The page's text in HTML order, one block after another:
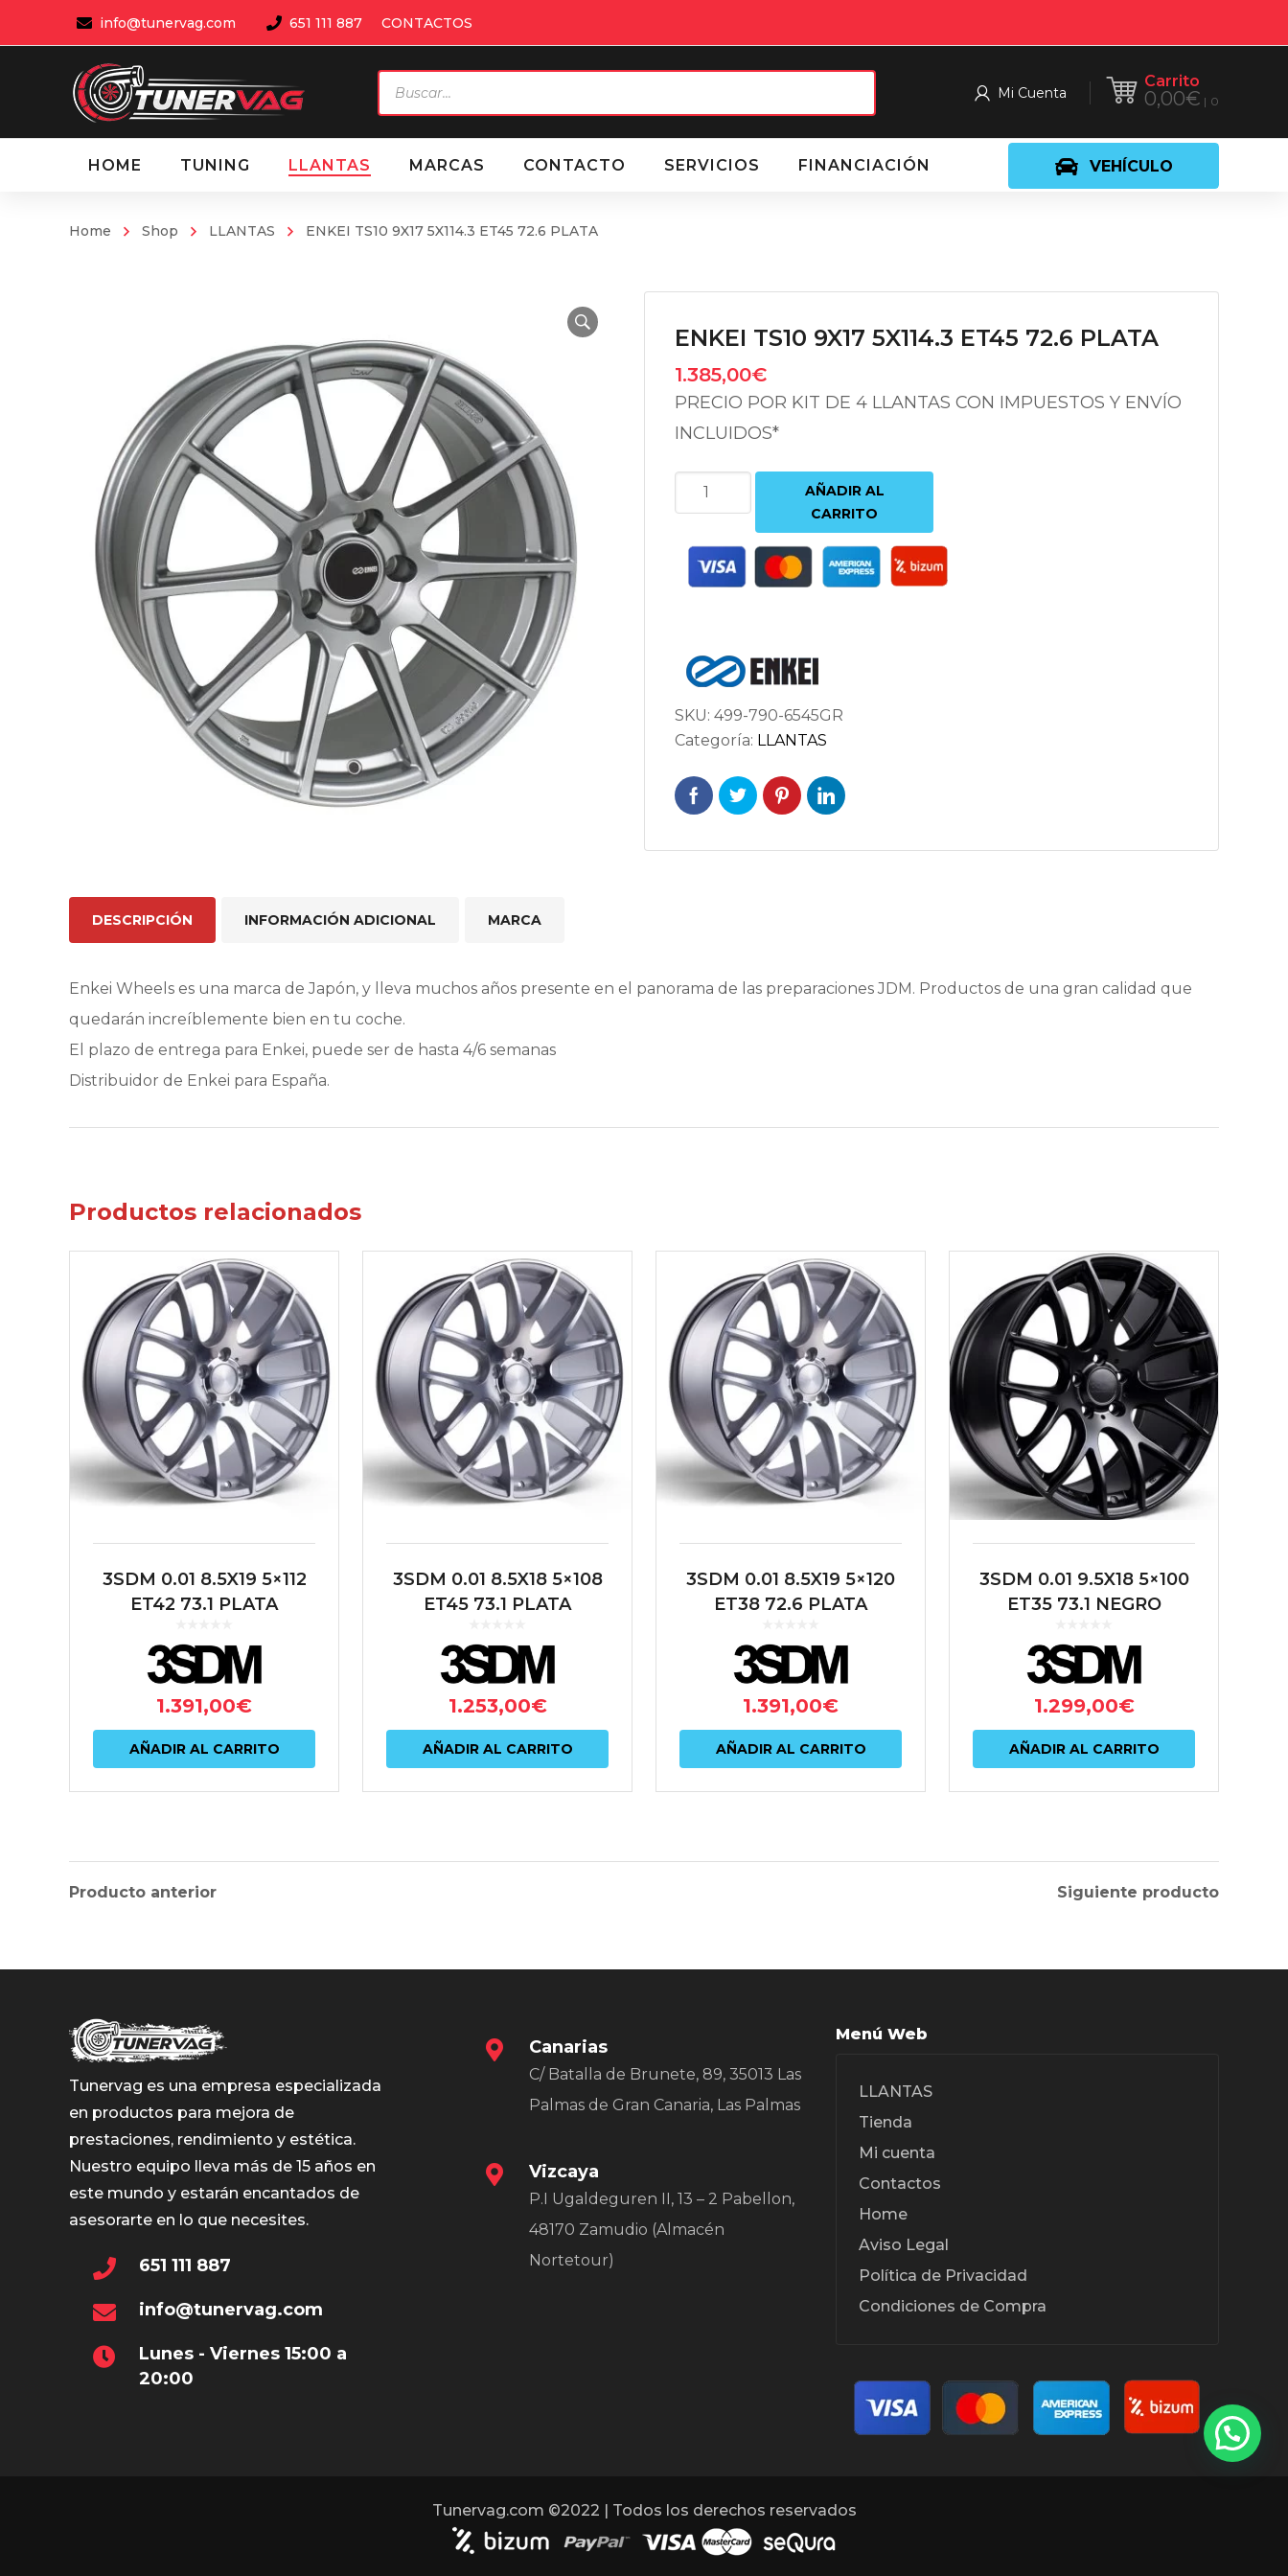
info@tunervag.com 651 111 887 CONTACTOS
Carrito
0,00€ 0
Mi Cuenta
de
productos
VEHÍCULO
HOME TUNING LLANTAS MARCAS CONTACTO SERVICIOS FINANCIACIÓN
Home Shop LLANTAS ENKEI TS10 9X17 5X114.3 ET45 72.6 PLATA
ENKEI TS10 9X17 5X114.3 ET45 72.6 PLATA
1.385,00€
PRECIO POR KIT DE 4 LLANTAS CON IMPUESTOS Y ENVÍO
INCLUIDOS*
ENKEI
TS10
5X114.3
ET45
cantidad
AÑADIR AL
CARRITO
SKU: 499-790-6545GR
Categoría: LLANTAS
DESCRIPCIÓN INFORMACIÓN ADICIONAL MARCA
Enkei Wheels es una marca de Japón, y lleva muchos años presente en el panorama de las preparaciones JDM. Productos de una gran calidad que
quedarán increíblemente bien en tu coche.
El plazo de entrega para Enkei, puede ser de hasta 4/6 semanas
Distribuidor de Enkei para España.
Productos relacionados
3SDM 0.01 8.5X19 5×112
ET42 73.1 PLATA
1.391,00€
AÑADIR AL CARRITO
3SDM 0.01 8.5X18 5×108
ET45 73.1 PLATA
1.253,00€
AÑADIR AL CARRITO
3SDM 0.01 8.5X19 5×120
ET38 72.6 PLATA
1.391,00€
AÑADIR AL CARRITO
3SDM 0.01 9.5X18 5×100
ET35 73.1 NEGRO
1.299,00€
AÑADIR AL CARRITO
Producto anterior Siguiente producto
Tunervag es una empresa especializada
en productos para mejora de
prestaciones, rendimiento y estética.
Nuestro equipo lleva más de 15 años en
este mundo y estarán encantados de
asesorarte en lo que necesites.
651 111 887
info@tunervag.com
Lunes - Viernes 15:00 a
20:00
Canarias
C/ Batalla de Brunete, 89, 35013 Las
Palmas de Gran Canaria, Las Palmas
Vizcaya
P.I Ugaldeguren II, 13 – 2 Pabellon,
48170 Zamudio (Almacén
Nortetour)
Menú Web
LLANTAS
Tienda
Mi cuenta
Contactos
Home
Aviso Legal
Política de Privacidad
Condiciones de Compra
Tunervag.com ©2022 | Todos los derechos reservados